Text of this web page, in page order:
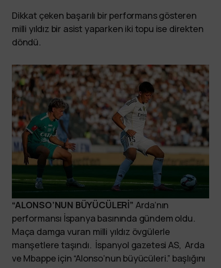
Dikkat çeken başarılı bir performans gösteren
milli yıldız bir asist yaparken iki topu ise direkten
döndü.
“ALONSO’NUN BÜYÜCÜLERİ” Arda’nın
performansı İspanya basınında gündem oldu.
Maça damga vuran milli yıldız övgülerle
manşetlere taşındı. İspanyol gazetesi AS, Arda
ve Mbappe için “Alonso’nun büyücüleri.” başlığını